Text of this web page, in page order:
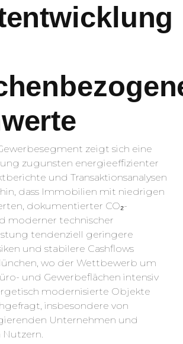
zeigt sich eine
zugunsten energieeffizienter
und Transaktionsanalysen
dass Immobilien mit niedrigen
dokumentierter CO₂-
moderner technischer
tendenziell geringere
und stabilere Cashflows
wo der Wettbewerb um
und Gewerbeflächen intensiv
modernisierte Objekte
insbesondere von
Unternehmen und